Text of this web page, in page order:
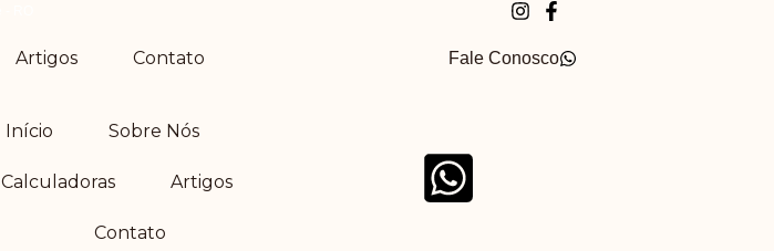
Artigos Contato Fale Conosco
Início Sobre Nós
Calculadoras Artigos
Contato